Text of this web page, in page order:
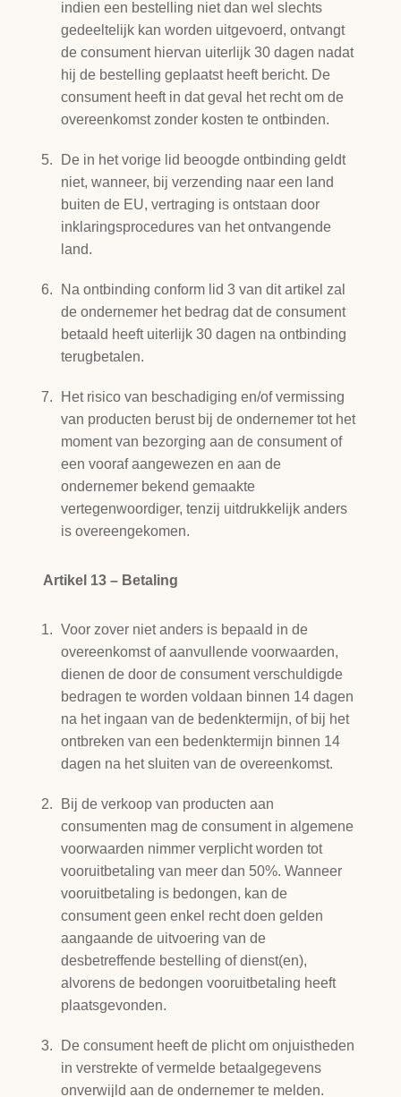
indien een bestelling niet dan wel slechts
gedeeltelijk kan worden uitgevoerd, ontvangt
de consument hiervan uiterlijk 30 dagen nadat
hij de bestelling geplaatst heeft bericht. De
consument heeft in dat geval het recht om de
overeenkomst zonder kosten te ontbinden.
De in het vorige lid beoogde ontbinding geldt
niet, wanneer, bij verzending naar een land
buiten de EU, vertraging is ontstaan door
inklaringsprocedures van het ontvangende
land.
Na ontbinding conform lid 3 van dit artikel zal
de ondernemer het bedrag dat de consument
betaald heeft uiterlijk 30 dagen na ontbinding
terugbetalen.
Het risico van beschadiging en/of vermissing
van producten berust bij de ondernemer tot het
moment van bezorging aan de consument of
een vooraf aangewezen en aan de
ondernemer bekend gemaakte
vertegenwoordiger, tenzij uitdrukkelijk anders
is overeengekomen.
Artikel 13 – Betaling
Voor zover niet anders is bepaald in de
overeenkomst of aanvullende voorwaarden,
dienen de door de consument verschuldigde
bedragen te worden voldaan binnen 14 dagen
na het ingaan van de bedenktermijn, of bij het
ontbreken van een bedenktermijn binnen 14
dagen na het sluiten van de overeenkomst.
Bij de verkoop van producten aan
consumenten mag de consument in algemene
voorwaarden nimmer verplicht worden tot
vooruitbetaling van meer dan 50%. Wanneer
vooruitbetaling is bedongen, kan de
consument geen enkel recht doen gelden
aangaande de uitvoering van de
desbetreffende bestelling of dienst(en),
alvorens de bedongen vooruitbetaling heeft
plaatsgevonden.
De consument heeft de plicht om onjuistheden
in verstrekte of vermelde betaalgegevens
onverwijld aan de ondernemer te melden.